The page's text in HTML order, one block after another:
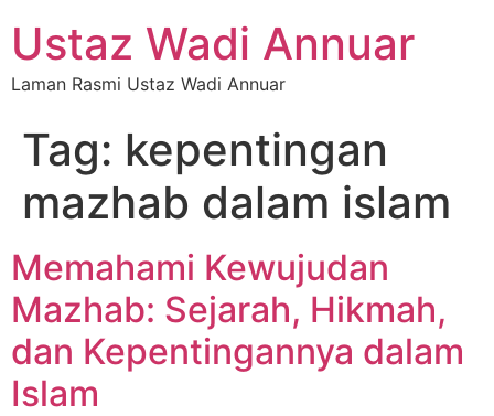
Ustaz Wadi Annuar
Laman Rasmi Ustaz Wadi Annuar
Tag: kepentingan
mazhab dalam islam
Memahami Kewujudan
Mazhab: Sejarah, Hikmah,
dan Kepentingannya dalam
Islam